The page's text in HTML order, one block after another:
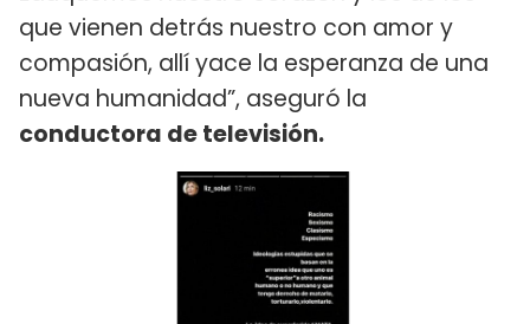
que vienen detrás nuestro con amor y
compasión, allí yace la esperanza de una
nueva humanidad”, aseguró la
conductora de televisión.